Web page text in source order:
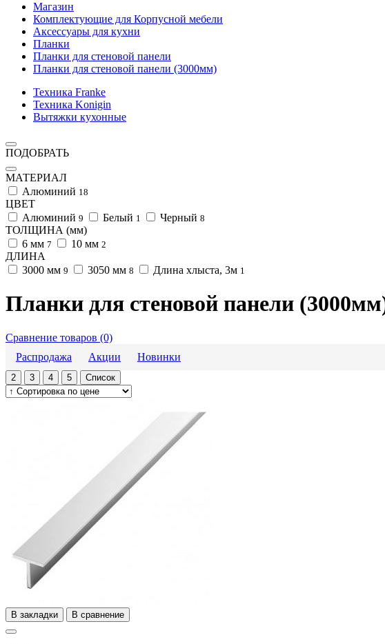
Магазин
Комплектующие для Корпусной мебели
Аксессуары для кухни
Планки
Планки для стеновой панели
Планки для стеновой панели (3000мм)
Техника Franke
Техника Konigin
Вытяжки кухонные
ПОДОБРАТЬ
МАТЕРИАЛ
Алюминий 18
ЦВЕТ
Алюминий 9 Белый 1 Черный 8
ТОЛЩИНА (мм)
6 мм 7 10 мм 2
ДЛИНА
3000 мм 9 3050 мм 8 Длина хлыста, 3м 1
Планки для стеновой панели
Сравнение товаров (0)
Распродажа
Акции Новинки
2 3 4 5 Список
В закладки В сравнение